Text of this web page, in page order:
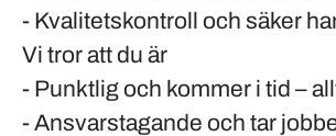
- Kvalitetskontroll och säker
Vi tror att du är
- Punktlig och kommer i tid –
- Ansvarstagande och tar